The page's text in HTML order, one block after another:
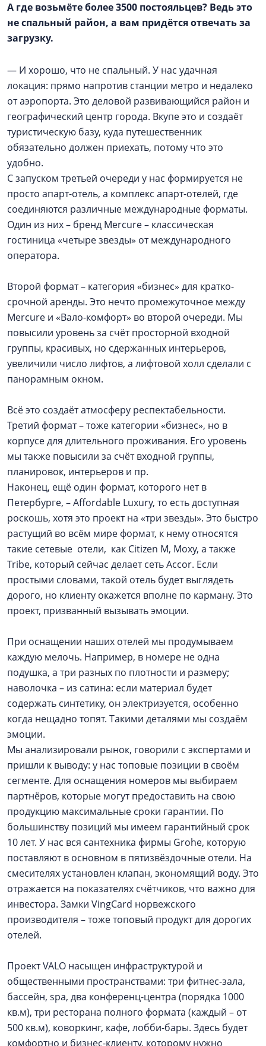
А где возьмёте более 3500 постояльцев? Ведь это
не спальный район, а вам придётся отвечать за
загрузку.
— И хорошо, что не спальный. У нас удачная
локация: прямо напротив станции метро и недалеко
от аэропорта. Это деловой развивающийся район и
географический центр города. Вкупе это и создаёт
туристическую базу, куда путешественник
обязательно должен приехать, потому что это
удобно.
С запуском третьей очереди у нас формируется не
просто апарт-отель, а комплекс апарт-отелей, где
соединяются различные международные форматы.
Один из них – бренд Mercure – классическая
гостиница «четыре звезды» от международного
оператора.
Второй формат – категория «бизнес» для кратко-
срочной аренды. Это нечто промежуточное между
Mercure и «Вало-комфорт» во второй очереди. Мы
повысили уровень за счёт просторной входной
группы, красивых, но сдержанных интерьеров,
увеличили число лифтов, а лифтовой холл сделали с
панорамным окном.
Всё это создаёт атмосферу респектабельности.
Третий формат – тоже категории «бизнес», но в
корпусе для длительного проживания. Его уровень
мы также повысили за счёт входной группы,
планировок, интерьеров и пр.
Наконец, ещё один формат, которого нет в
Петербурге, – Affordable Luxury, то есть доступная
роскошь, хотя это проект на «три звезды». Это быстро
растущий во всём мире формат, к нему относятся
такие сетевые отели, как Citizen M, Moxy, а также
Tribe, который сейчас делает сеть Accor. Если
простыми словами, такой отель будет выглядеть
дорого, но клиенту окажется вполне по карману. Это
проект, призванный вызывать эмоции.
При оснащении наших отелей мы продумываем
каждую мелочь. Например, в номере не одна
подушка, а три разных по плотности и размеру;
наволочка – из сатина: если материал будет
содержать синтетику, он электризуется, особенно
когда нещадно топят. Такими деталями мы создаём
эмоции.
Мы анализировали рынок, говорили с экспертами и
пришли к выводу: у нас топовые позиции в своём
сегменте. Для оснащения номеров мы выбираем
партнёров, которые могут предоставить на свою
продукцию максимальные сроки гарантии. По
большинству позиций мы имеем гарантийный срок
10 лет. У нас вся сантехника фирмы Grohe, которую
поставляют в основном в пятизвёздочные отели. На
смесителях установлен клапан, экономящий воду. Это
отражается на показателях счётчиков, что важно для
инвестора. Замки VingCard норвежского
производителя – тоже топовый продукт для дорогих
отелей.
Проект VALO насыщен инфраструктурой и
общественными пространствами: три фитнес-зала,
бассейн, spa, два конференц-центра (порядка 1000
кв.м), три ресторана полного формата (каждый – от
500 кв.м), коворкинг, кафе, лобби-бары. Здесь будет
комфортно и бизнес-клиенту, которому нужно